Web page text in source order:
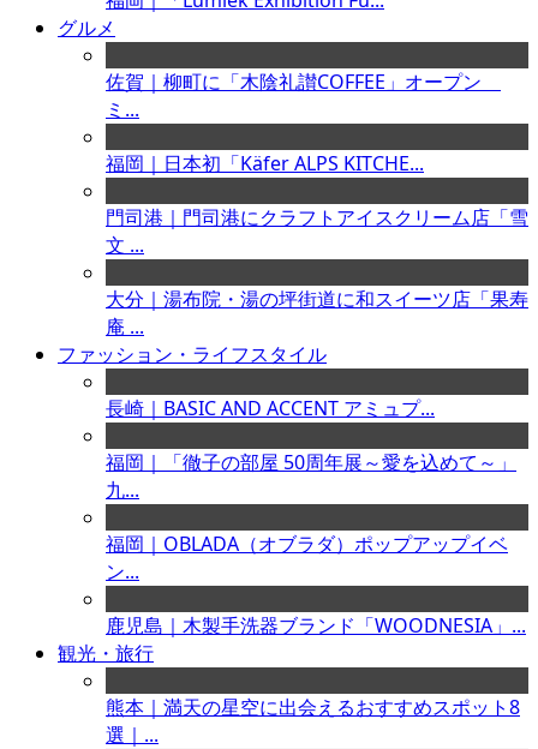
グルメ
佐賀｜柳町に「木陰礼讃COFFEE」オープン
ミ...
福岡｜日本初「Käfer ALPS KITCHE...
門司港｜門司港にクラフトアイスクリーム店「雪
文 ...
大分｜湯布院・湯の坪街道に和スイーツ店「果寿
庵 ...
ファッション・ライフスタイル
長崎｜BASIC AND ACCENT アミュプ...
福岡｜「徹子の部屋 50周年展～愛を込めて～」
九...
福岡｜OBLADA（オブラダ）ポップアップイベ
ン...
鹿児島｜木製手洗器ブランド「WOODNESIA」...
観光・旅行
熊本｜満天の星空に出会えるおすすめスポット8
選｜...